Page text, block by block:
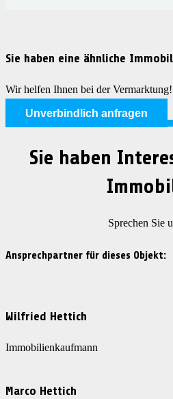
Sie haben eine ähnliche
Wir helfen Ihnen bei der
Unverbindlich anfragen
Sie haben
Sprechen Sie
Ansprechpartner für dieses Objekt:
Wilfried Hettich
Immobilienkaufmann
Marco Hettich